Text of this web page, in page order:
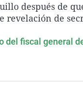
después de
revelación de
del fiscal general